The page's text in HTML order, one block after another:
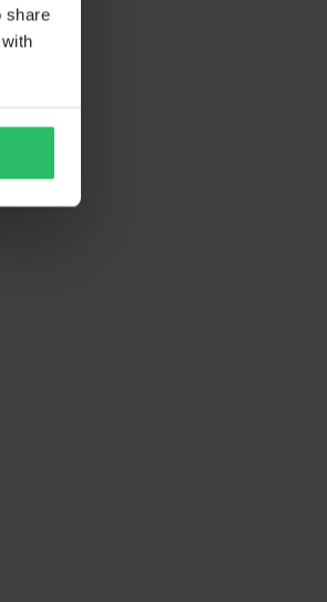
share